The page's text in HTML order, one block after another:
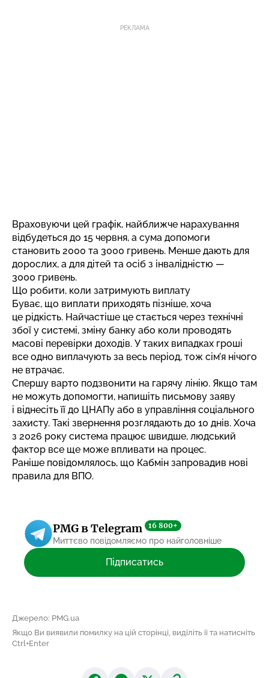
РЕКЛАМА
Враховуючи цей графік, найближче нарахування
відбудеться до 15 червня, а сума допомоги
становить 2000 та 3000 гривень. Менше дають для
дорослих, а для дітей та осіб з інвалідністю —
3000 гривень.
Що робити, коли затримують виплату
Буває, що виплати приходять пізніше, хоча
це рідкість. Найчастіше це стається через технічні
збої у системі, зміну банку або коли проводять
масові перевірки доходів. У таких випадках гроші
все одно виплачують за весь період, тож сім’я нічого
не втрачає.
Спершу варто подзвонити на гарячу лінію. Якщо там
не можуть допомогти, напишіть письмову заяву
і віднесіть її до ЦНАПу або в управління соціального
захисту. Такі звернення розглядають до 10 днів. Хоча
з 2026 року система працює швидше, людський
фактор все ще може впливати на процес.
Раніше повідомлялось, що Кабмін запровадив нові
правила для ВПО.
PMG в Telegram 16 800+
Миттєво повідомляємо про найголовніше
Підписатись
Джерело: PMG.ua
Якщо Ви виявили помилку на цій сторінці, виділіть її та натисніть
Ctrl+Enter